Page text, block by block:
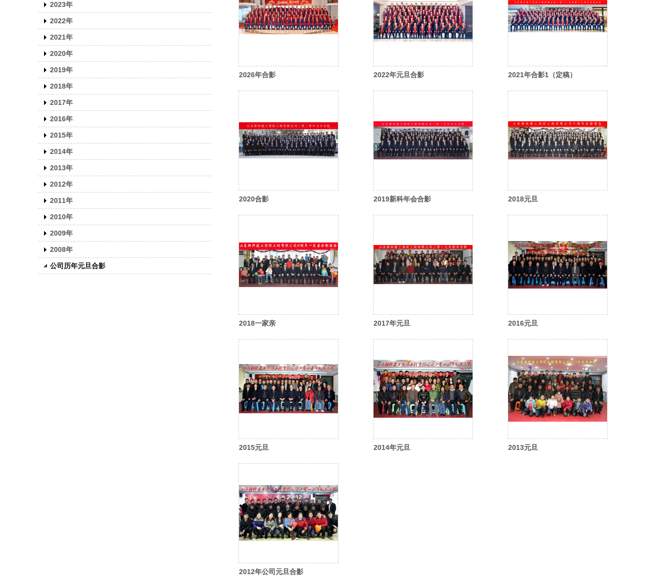
2023年
2022年
2021年
2020年
2019年
2018年
2017年
2016年
2015年
2014年
2013年
2012年
2011年
2010年
2009年
2008年
公司历年元旦合影
2026年合影 2022年元旦合影 2021年合影1（定稿）
2020合影 2019新科年会合影 2018元旦
2018一家亲 2017年元旦 2016元旦
2015元旦 2014年元旦 2013元旦
2012年公司元旦合影